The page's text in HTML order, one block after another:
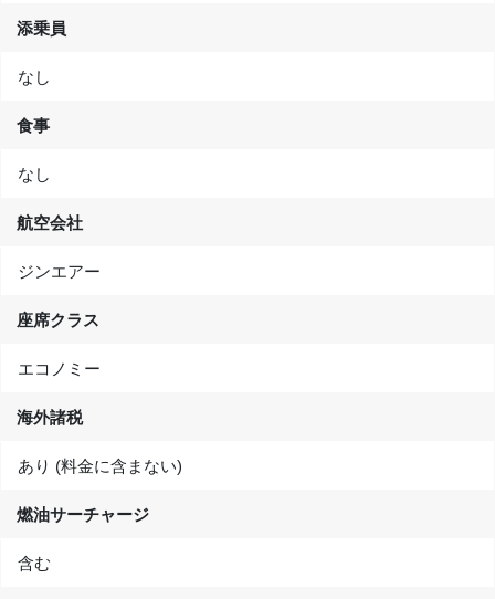
添乗員
なし
食事
なし
航空会社
ジンエアー
座席クラス
エコノミー
海外諸税
あり (料金に含まない)
燃油サーチャージ
含む